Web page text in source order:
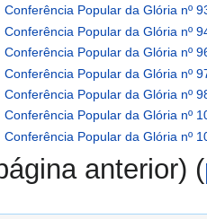
Conferência Popular da Glória nº
Conferência Popular da Glória nº
Conferência Popular da Glória nº
Conferência Popular da Glória nº
Conferência Popular da Glória nº
Conferência Popular da Glória nº
Conferência Popular da Glória nº
anterior) (